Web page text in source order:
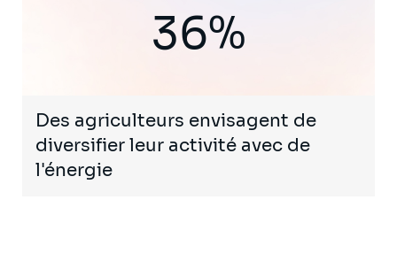
Des agriculteurs envisagent de
diversifier leur activité avec de
l'énergie
36%